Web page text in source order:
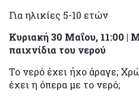
Για ηλικίες 5-10 ετών
Κυριακή 30 Μαΐου, 11:00 |
παιχνίδια του νερού
Το νερό έχει ήχο άραγε;
έχει η όπερα με το νερό;